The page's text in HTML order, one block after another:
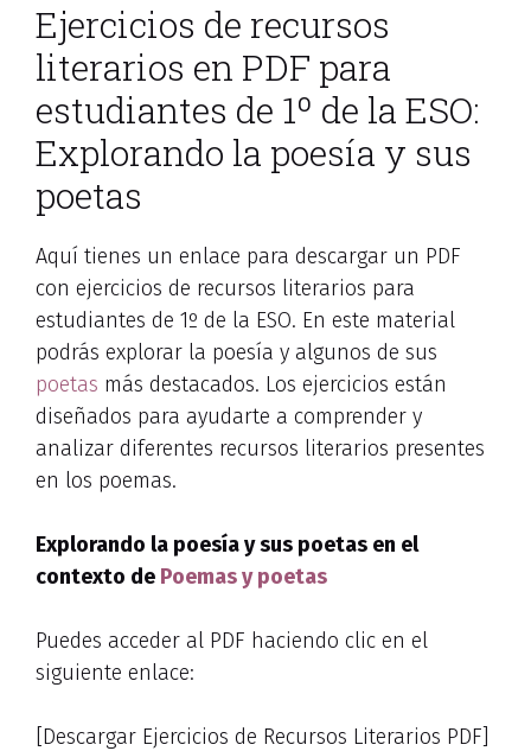
Ejercicios de recursos
literarios en PDF para
estudiantes de 1º de la ESO:
Explorando la poesía y sus
poetas
Aquí tienes un enlace para descargar un PDF
con ejercicios de recursos literarios para
estudiantes de 1º de la ESO. En este material
podrás explorar la poesía y algunos de sus
poetas más destacados. Los ejercicios están
diseñados para ayudarte a comprender y
analizar diferentes recursos literarios presentes
en los poemas.
Explorando la poesía y sus poetas en el
contexto de Poemas y poetas
Puedes acceder al PDF haciendo clic en el
siguiente enlace:
[Descargar Ejercicios de Recursos Literarios PDF]